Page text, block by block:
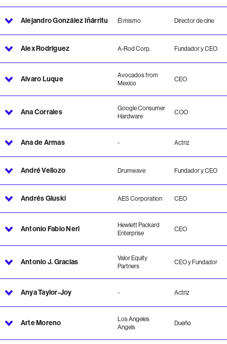
Alejandro González Iñárritu Él mismo Director de cine
Alex Rodríguez A-Rod Corp. Fundador y CEO
Alvaro Luque
Avocados from
Mexico
CEO
Ana Corrales
Google Consumer
Hardware
COO
Ana de Armas - Actriz
André Vellozo Drumwave Fundador y CEO
Andrés Gluski AES Corporation CEO
Antonio Fabio Neri
Hewlett Packard
Enterprise
CEO
Antonio J. Gracias
Valor Equity
Partners
CEO y Fundador
Anya Taylor-Joy - Actriz
Arte Moreno
Los Angeles
Angels
Dueño